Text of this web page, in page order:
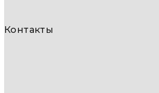
Контакты